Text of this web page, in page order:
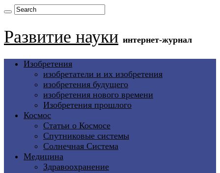
Развитие науки интернет-журнал
Изобретения
изобретатели и их изобретения
изобретения будущего
изобретения нового времени
Изобретения прошлого
Космос
Статьи о Космосе
Спутниковые системы
Солнечная Система
Медицина
Здравоохранение